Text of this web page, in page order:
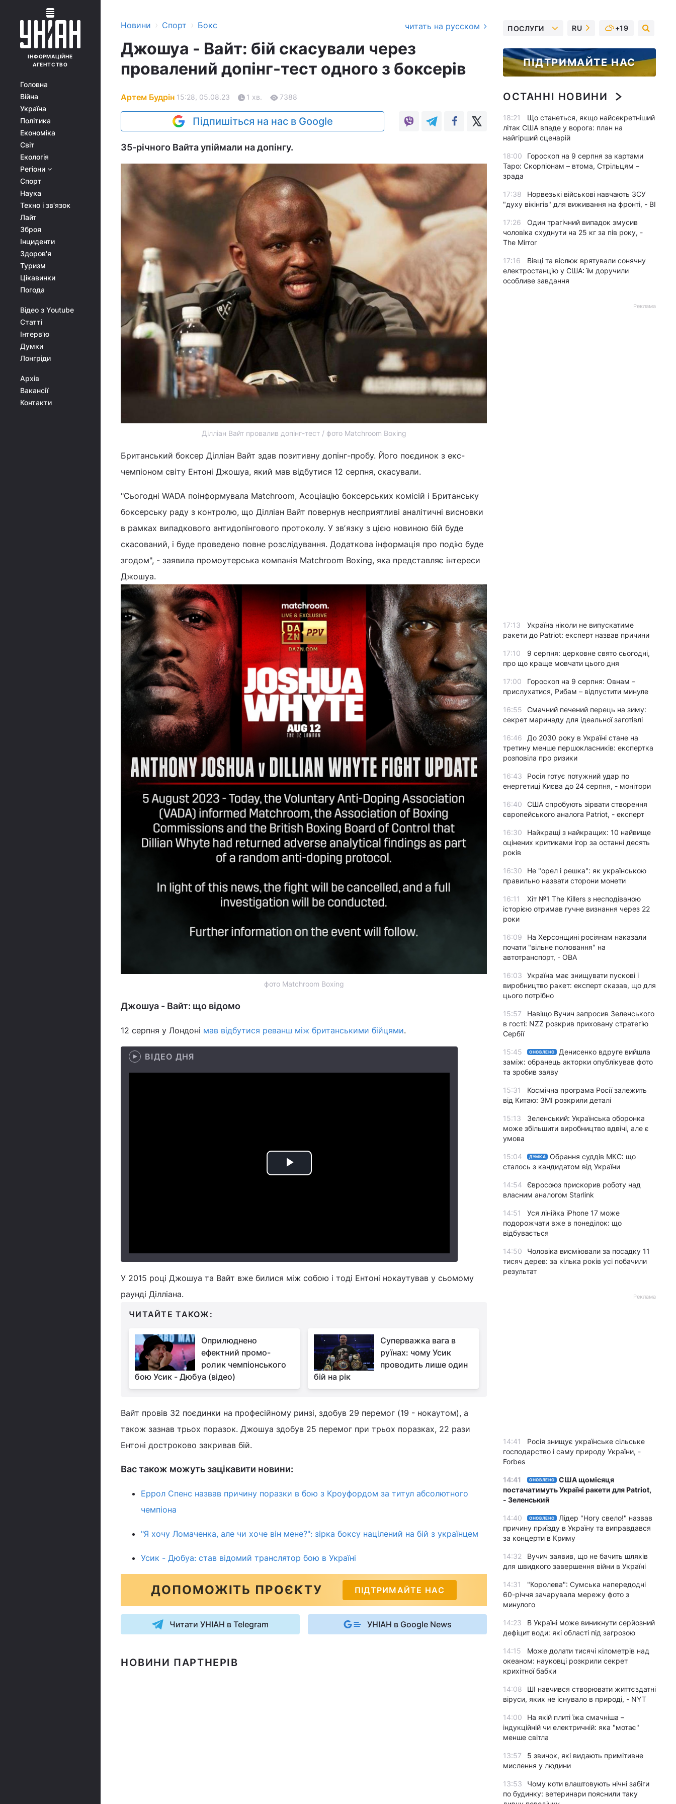
ІНФОРМАЦІЙНЕ
АГЕНТСТВО
Головна
Війна
Україна
Політика
Економіка
Світ
Екологія
Регіони
Спорт
Наука
Техно і зв'язок
Лайт
Зброя
Інциденти
Здоров'я
Туризм
Цікавинки
Погода
Відео з Youtube
Статті
Інтерв'ю
Думки
Лонгріди
Архів
Вакансії
Контакти
Новини › Спорт › Бокс читать на русском
Джошуа - Вайт: бій скасували через
провалений допінг-тест одного з боксерів
Артем Будрін 15:28, 05.08.23 1 хв. 7388
Підпишіться на нас в Google
35-річного Вайта упіймали на допінгу.
Ділліан Вайт провалив допінг-тест / фото Matchroom Boxing
Британський боксер Ділліан Вайт здав позитивну допінг-пробу. Його поєдинок з екс-
чемпіоном світу Ентоні Джошуа, який мав відбутися 12 серпня, скасували.
"Сьогодні WADA поінформувала Matchroom, Асоціацію боксерських комісій і Британську
боксерську раду з контролю, що Ділліан Вайт повернув несприятливі аналітичні висновки
в рамках випадкового антидопінгового протоколу. У звʼязку з цією новиною бій буде
скасований, і буде проведено повне розслідування. Додаткова інформація про подію буде
згодом", - заявила промоутерська компанія Matchroom Boxing, яка представляє інтереси
Джошуа.
фото Matchroom Boxing
Джошуа - Вайт: що відомо
12 серпня у Лондоні мав відбутися реванш між британськими бійцями.
ВІДЕО ДНЯ
Play
У 2015 році Джошуа та Вайт вже билися між собою і тоді Ентоні нокаутував у сьомому
раунді Ділліана.
ЧИТАЙТЕ ТАКОЖ:
Оприлюднено
ефектний промо-
ролик чемпіонського
бою Усик - Дюбуа (відео)
Суперважка вага в
руїнах: чому Усик
проводить лише один
бій на рік
Вайт провів 32 поєдинки на професійному ринзі, здобув 29 перемог (19 - нокаутом), а
також зазнав трьох поразок. Джошуа здобув 25 перемог при трьох поразках, 22 рази
Ентоні достроково закривав бій.
Вас також можуть зацікавити новини:
Еррол Спенс назвав причину поразки в бою з Кроуфордом за титул абсолютного
чемпіона
"Я хочу Ломаченка, але чи хоче він мене?": зірка боксу націлений на бій з українцем
Усик - Дюбуа: став відомий транслятор бою в Україні
ДОПОМОЖІТЬ ПРОЄКТУ ПІДТРИМАЙТЕ НАС
Читати УНІАН в Telegram УНІАН в Google News
НОВИНИ ПАРТНЕРІВ
ПОСЛУГИ RU +19
ПІДТРИМАЙТЕ НАС
ОСТАННІ НОВИНИ
18:21
Що станеться, якщо найсекретніший
літак США впаде у ворога: план на
найгірший сценарій
18:00
Гороскоп на 9 серпня за картами
Таро: Скорпіонам – втома, Стрільцям –
зрада
17:38
Норвезькі військові навчають ЗСУ
"духу вікінгів" для виживання на фронті, - BI
17:26
Один трагічний випадок змусив
чоловіка схуднути на 25 кг за пів року, -
The Mirror
17:16
Вівці та віслюк врятували сонячну
електростанцію у США: їм доручили
особливе завдання
Реклама
17:13
Україна ніколи не випускатиме
ракети до Patriot: експерт назвав причини
17:10
9 серпня: церковне свято сьогодні,
про що краще мовчати цього дня
17:00
Гороскоп на 9 серпня: Овнам –
прислухатися, Рибам – відпустити минуле
16:55
Смачний печений перець на зиму:
секрет маринаду для ідеальної заготівлі
16:46
До 2030 року в Україні стане на
третину менше першокласників: експертка
розповіла про ризики
16:43
Росія готує потужний удар по
енергетиці Києва до 24 серпня, - монітори
16:40
США спробують зірвати створення
європейського аналога Patriot, - експерт
16:30
Найкращі з найкращих: 10 найвище
оцінених критиками ігор за останні десять
років
16:30
Не "орел і решка": як українською
правильно назвати сторони монети
16:11
Хіт №1 The Killers з несподіваною
історією отримав гучне визнання через 22
роки
16:09
На Херсонщині росіянам наказали
почати "вільне полювання" на
автотранспорт, - ОВА
16:03
Україна має знищувати пускові і
виробництво ракет: експерт сказав, що для
цього потрібно
15:57
Навіщо Вучич запросив Зеленського
в гості: NZZ розкрив приховану стратегію
Сербії
15:45 ОНОВЛЕНО
Денисенко вдруге вийшла
заміж: обранець акторки опублікував фото
та зробив заяву
15:31
Космічна програма Росії залежить
від Китаю: ЗМІ розкрили деталі
15:13
Зеленський: Українська оборонка
може збільшити виробництво вдвічі, але є
умова
15:04 ДУМКА
Обрання суддів МКС: що
сталось з кандидатом від України
14:54
Євросоюз прискорив роботу над
власним аналогом Starlink
14:51
Уся лінійка iPhone 17 може
подорожчати вже в понеділок: що
відбувається
14:50
Чоловіка висміювали за посадку 11
тисяч дерев: за кілька років усі побачили
результат
Реклама
14:41
Росія знищує українське сільське
господарство і саму природу України, -
Forbes
14:41 ОНОВЛЕНО
США щомісяця
постачатимуть Україні ракети для Patriot,
- Зеленський
14:40 ОНОВЛЕНО
Лідер "Ногу свело!" назвав
причину приїзду в Україну та виправдався
за концерти в Криму
14:32
Вучич заявив, що не бачить шляхів
для швидкого завершення війни в Україні
14:31
"Королева": Сумська напередодні
60-річчя зачарувала мережу фото з
минулого
14:23
В Україні може виникнути серйозний
дефіцит води: які області під загрозою
14:15
Може долати тисячі кілометрів над
океаном: науковці розкрили секрет
крихітної бабки
14:08
ШІ навчився створювати життєздатні
віруси, яких не існувало в природі, - NYT
14:00
На якій плиті їжа смачніша –
індукційній чи електричній: яка "мотає"
менше світла
13:57
5 звичок, які видають примітивне
мислення у людини
13:53
Чому коти влаштовують нічні забіги
по будинку: ветеринари пояснили таку